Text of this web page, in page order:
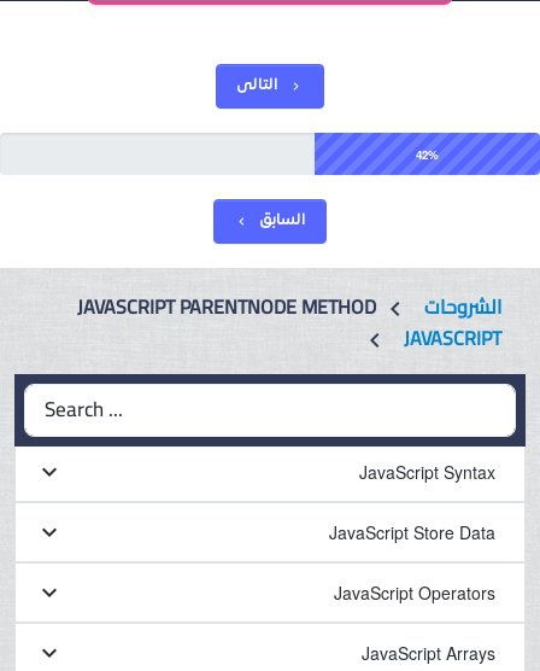
chevron_right التالى
42%
السابق chevron_left
الشروحات chevron_left
JAVASCRIPT PARENTNODE METHOD
chevron_left JAVASCRIPT
Search ...
JavaScript Syntax
keyboard_arrow_down
JavaScript Store Data
keyboard_arrow_down
JavaScript Operators
keyboard_arrow_down
JavaScript Arrays
keyboard_arrow_down